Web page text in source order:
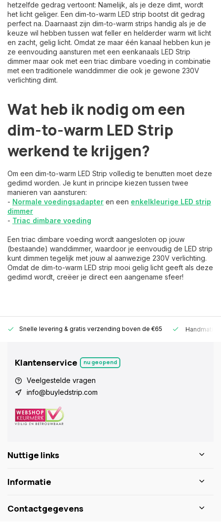
hetzelfde gedrag vertoont: Namelijk, als je deze dimt, wordt
het licht geliger. Een dim-to-warm LED strip bootst dit gedrag
perfect na. Daarnaast zijn dim-to-warm strips handig als je de
keuze wil hebben tussen wat feller en helderder warm wit licht
en zacht, gelig licht. Omdat ze maar één kanaal hebben kun je
ze eenvouding aansturen met een eenkanaals LED Strip
dimmer maar ook met een triac dimbare voeding in combinatie
met een traditionele wanddimmer die ook je gewone 230V
verlichting dimt.
Wat heb ik nodig om een
dim-to-warm LED Strip
werkend te krijgen?
Om een dim-to-warm LED Strip volledig te benutten moet deze
gedimd worden. Je kunt in principe kiezen tussen twee
manieren van aansturen:
- Normale voedingsadapter en een enkelkleurige LED strip
dimmer
- Triac dimbare voeding
Een triac dimbare voeding wordt aangesloten op jouw
(bestaande) wanddimmer, waardoor je eenvoudig de LED strip
kunt dimmen tegelijk met jouw al aanwezige 230V verlichting.
Omdat de dim-to-warm LED strip mooi gelig licht geeft als deze
gedimd wordt, creëer je direct een aangename sfeer!
Snelle levering & gratis verzending boven de €65
Klantenservice nu geopend
Veelgestelde vragen
info@buyledstrip.com
Nuttige links
Informatie
Contactgegevens